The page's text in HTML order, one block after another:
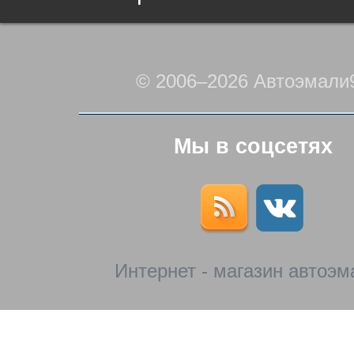
© 2006–2026
Мы в соцсетях
Интернет - магазин